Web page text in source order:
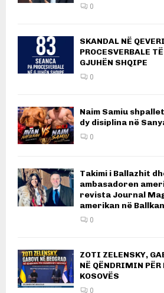
0
SKANDAL NË
PROCESVERBALE
GJUHËN SHQIPE
0
Naim Samiu
dy disiplina në
0
Takimi i Ballazhit
ambasadoren
revista Journal
amerikan në Ballkan
0
ZOTI ZELENSKY,
NË QËNDRIMIN PËR
KOSOVËS
0